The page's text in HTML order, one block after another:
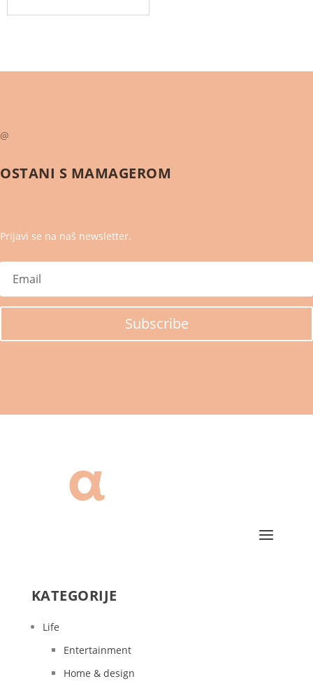
@
OSTANI S MAMAGEROM
Prijavi se na naš newsletter.
Subscribe
KATEGORIJE
Life
Entertainment
Home & design